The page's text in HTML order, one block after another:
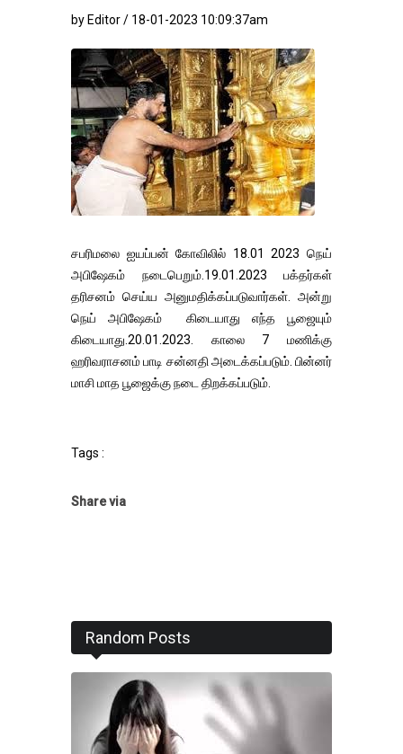
by Editor / 18-01-2023 10:09:37am
சபரிமலை ஐயப்பன் கோவிலில் 18.01 2023 நெய்
அபிஷேகம் நடைபெறும்.19.01.2023 பக்தர்கள்
தரிசனம் செய்ய அனுமதிக்கப்படுவார்கள். அன்று
நெய் அபிஷேகம் கிடையாது எந்த பூஜையும்
கிடையாது.20.01.2023. காலை 7 மணிக்கு
ஹரிவராசனம் பாடி சன்னதி அடைக்கப்படும். பின்னர்
மாசி மாத பூஜைக்கு நடை திறக்கப்படும்.
Tags :
Share via
Random Posts